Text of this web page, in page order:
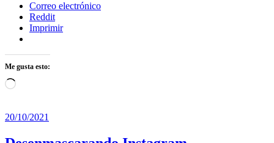
Correo electrónico
Reddit
Imprimir
Me gusta esto:
Cargando...
20/10/2021